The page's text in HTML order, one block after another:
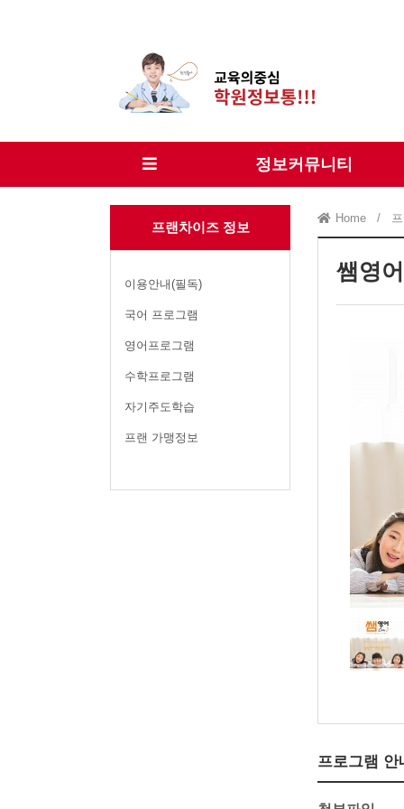
정보커뮤니티
프랜차이즈 정보
이용안내(필독)
국어 프로그램
영어프로그램
수학프로그램
자기주도학습
프랜 가맹정보
Home /
쌤영어
프로그램 안